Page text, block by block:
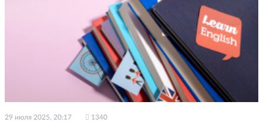
29 июля 2025, 20:17 1340